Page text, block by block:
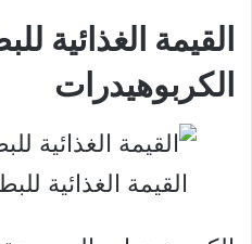
القيمة الغذائية
الكربوهيدرات
القيمة الغذائية